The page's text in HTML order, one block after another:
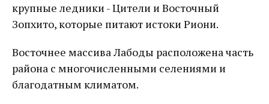
крупные ледники - Цители и Восточный
Зопхито, которые питают истоки Риони.
Восточнее массива Лабоды расположена часть
района с многочисленными селениями и
благодатным климатом.